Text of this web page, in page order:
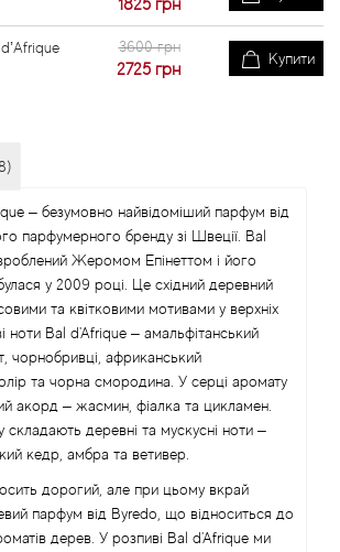
1825 грн
3600 грн
2725 грн
Купити
– безумовно найвідоміший парфум від
парфумерного бренду зі Швеції. Bal
Жеромом Епінеттом і його
у 2009 році. Це східний деревний
та квітковими мотивами у верхніх
ноти Bal d'Afrique – амальфітанський
чорнобривці, африканський
та чорна смородина. У серці аромату
акорд – жасмин, фіалка та цикламен.
деревні та мускусні ноти –
кедр, амбра та ветивер.
дорогий, але при цьому вкрай
парфум від Byredo, що відноситься до
дерев. У розпиві Bal d'Afrique ми